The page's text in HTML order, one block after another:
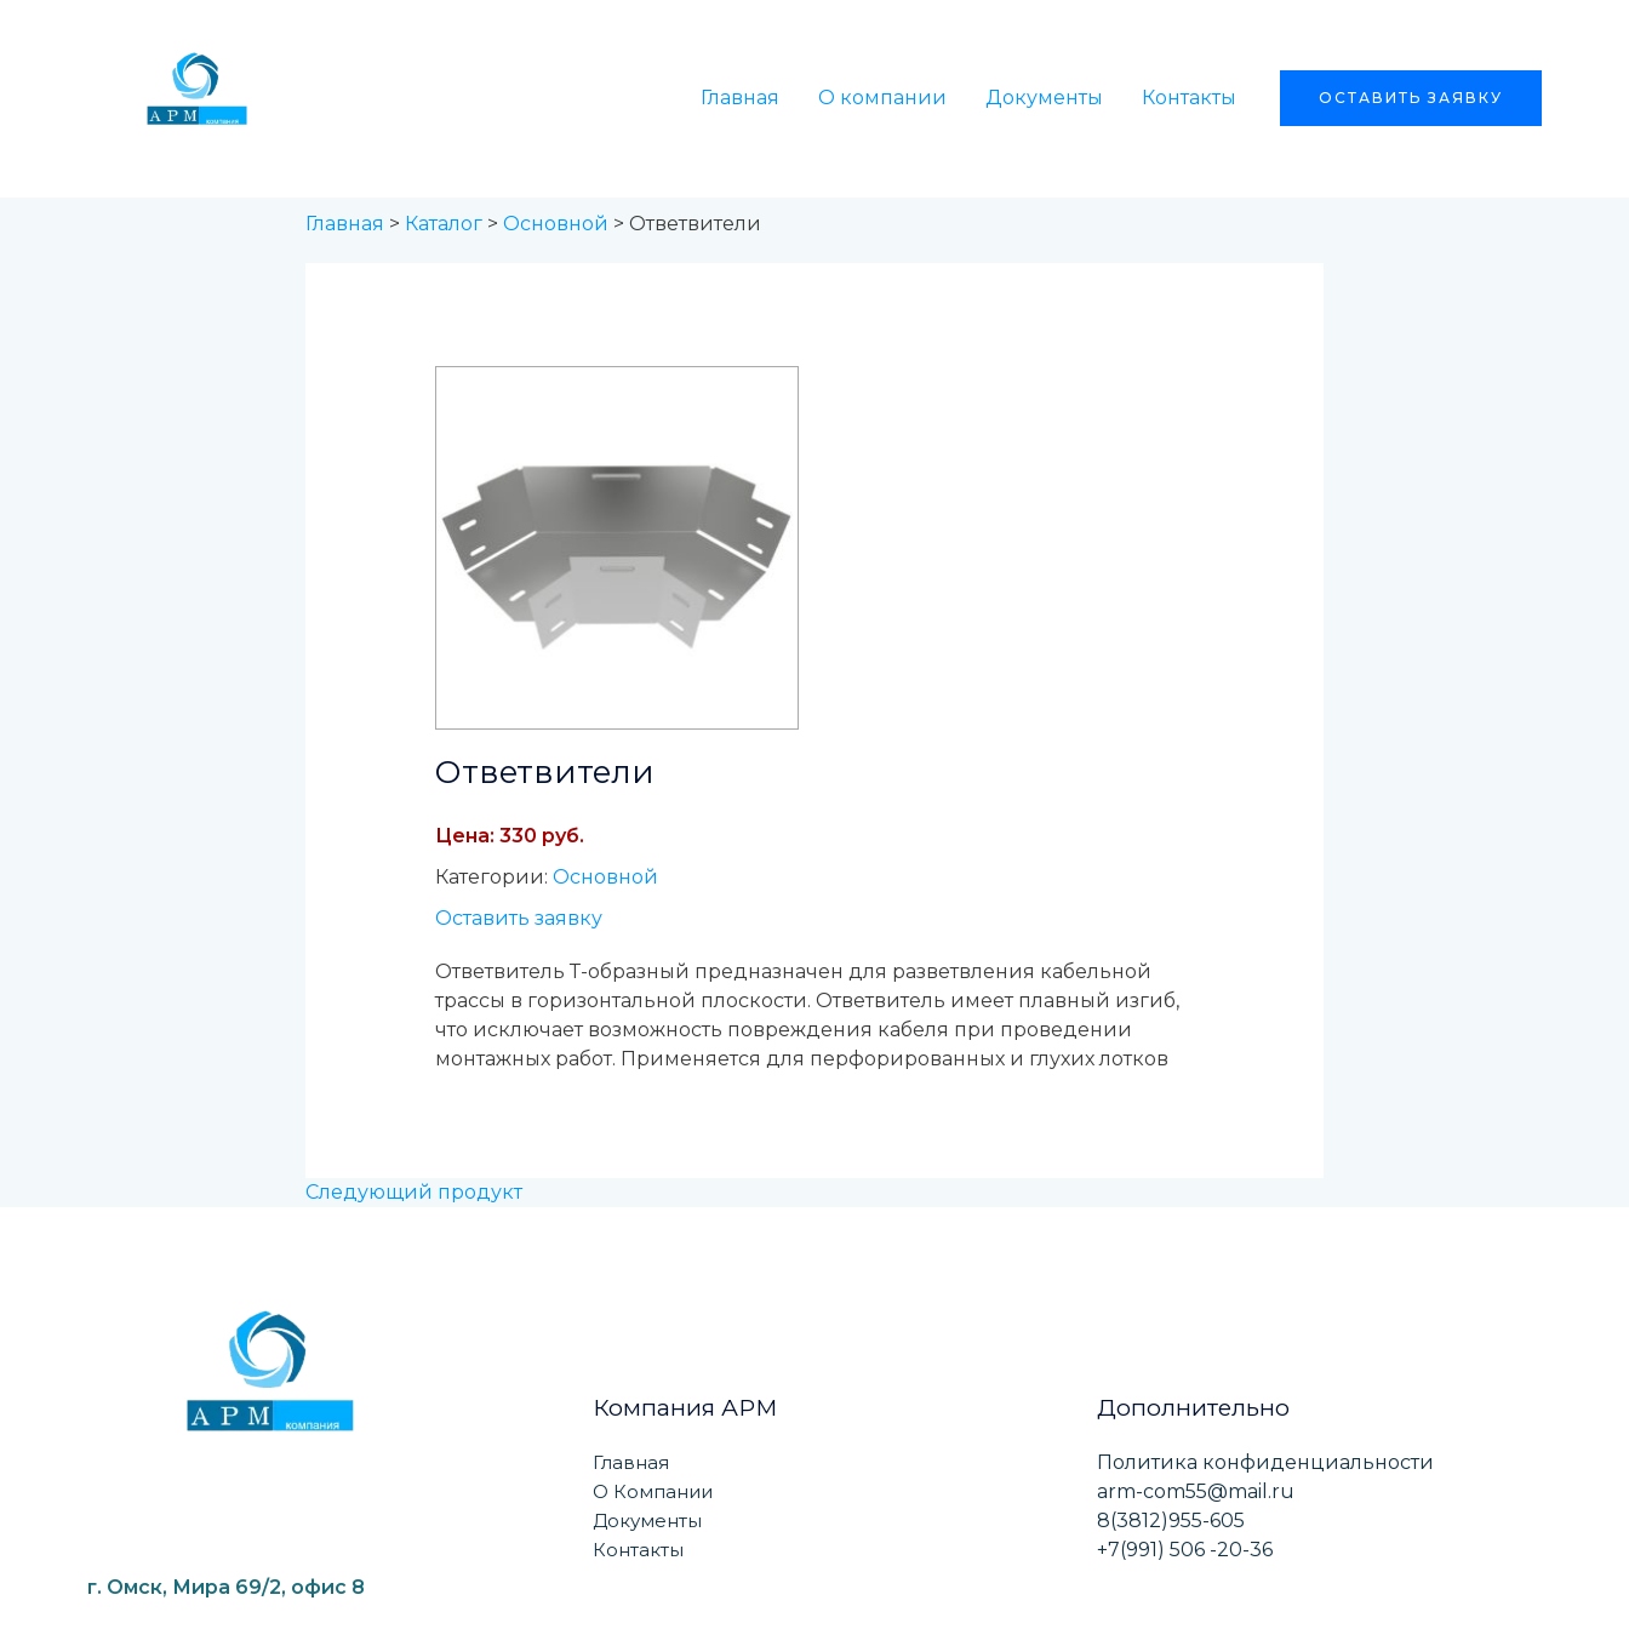
Главная
О компании Документы Контакты ОСТАВИТЬ ЗАЯВКУ
Главная > Каталог > Основной > Ответвители
Ответвители
Цена: 330 руб.
Категории: Основной
Оставить заявку
Ответвитель Т-образный предназначен для разветвления кабельной
трассы в горизонтальной плоскости. Ответвитель имеет плавный изгиб,
что исключает возможность повреждения кабеля при проведении
монтажных работ. Применяется для перфорированных и глухих лотков
Следующий продукт
г. Омск, Мира 69/2, офис 8
Компания АРМ
Главная
О Компании
Документы
Контакты
Дополнительно
Политика конфиденциальности
arm-com55@mail.ru
8(3812)955-605
+7(991) 506 -20-36